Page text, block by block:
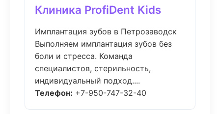
Клиника ProfiDent Kids
Имплантация зубов в Петрозаводск
Выполняем имплантация зубов без
боли и стресса. Команда
специалистов, стерильность,
индивидуальный подход....
Телефон: +7-950-747-32-40